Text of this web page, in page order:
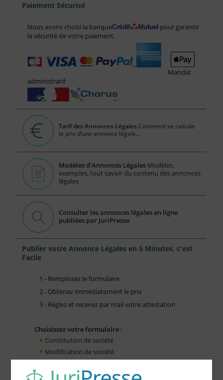
Paiement Sécurisé
Nous avons choisi la banque
pour garantir
la sécurité de votre paiement.
Mandat
administratif
Tarif des Annonces Légales Comment se calcule
le prix d’une annonce légale...
Modèles d'Annonces Légales Modèles,
exemples, tout savoir du contenu des annonces
légales
Consulter les annonces légales en ligne
publiées par JuriPresse
Publier votre Annonce Légales en 5 Minutes, c'est
Facile
1 - Remplissez le formulaire
2 - Obtenez immédiatement le prix
3 - Réglez et recevez par mail votre attestation
Choisissez votre formulaire :
Constitution de société
Modification de société
Cessation d'activité